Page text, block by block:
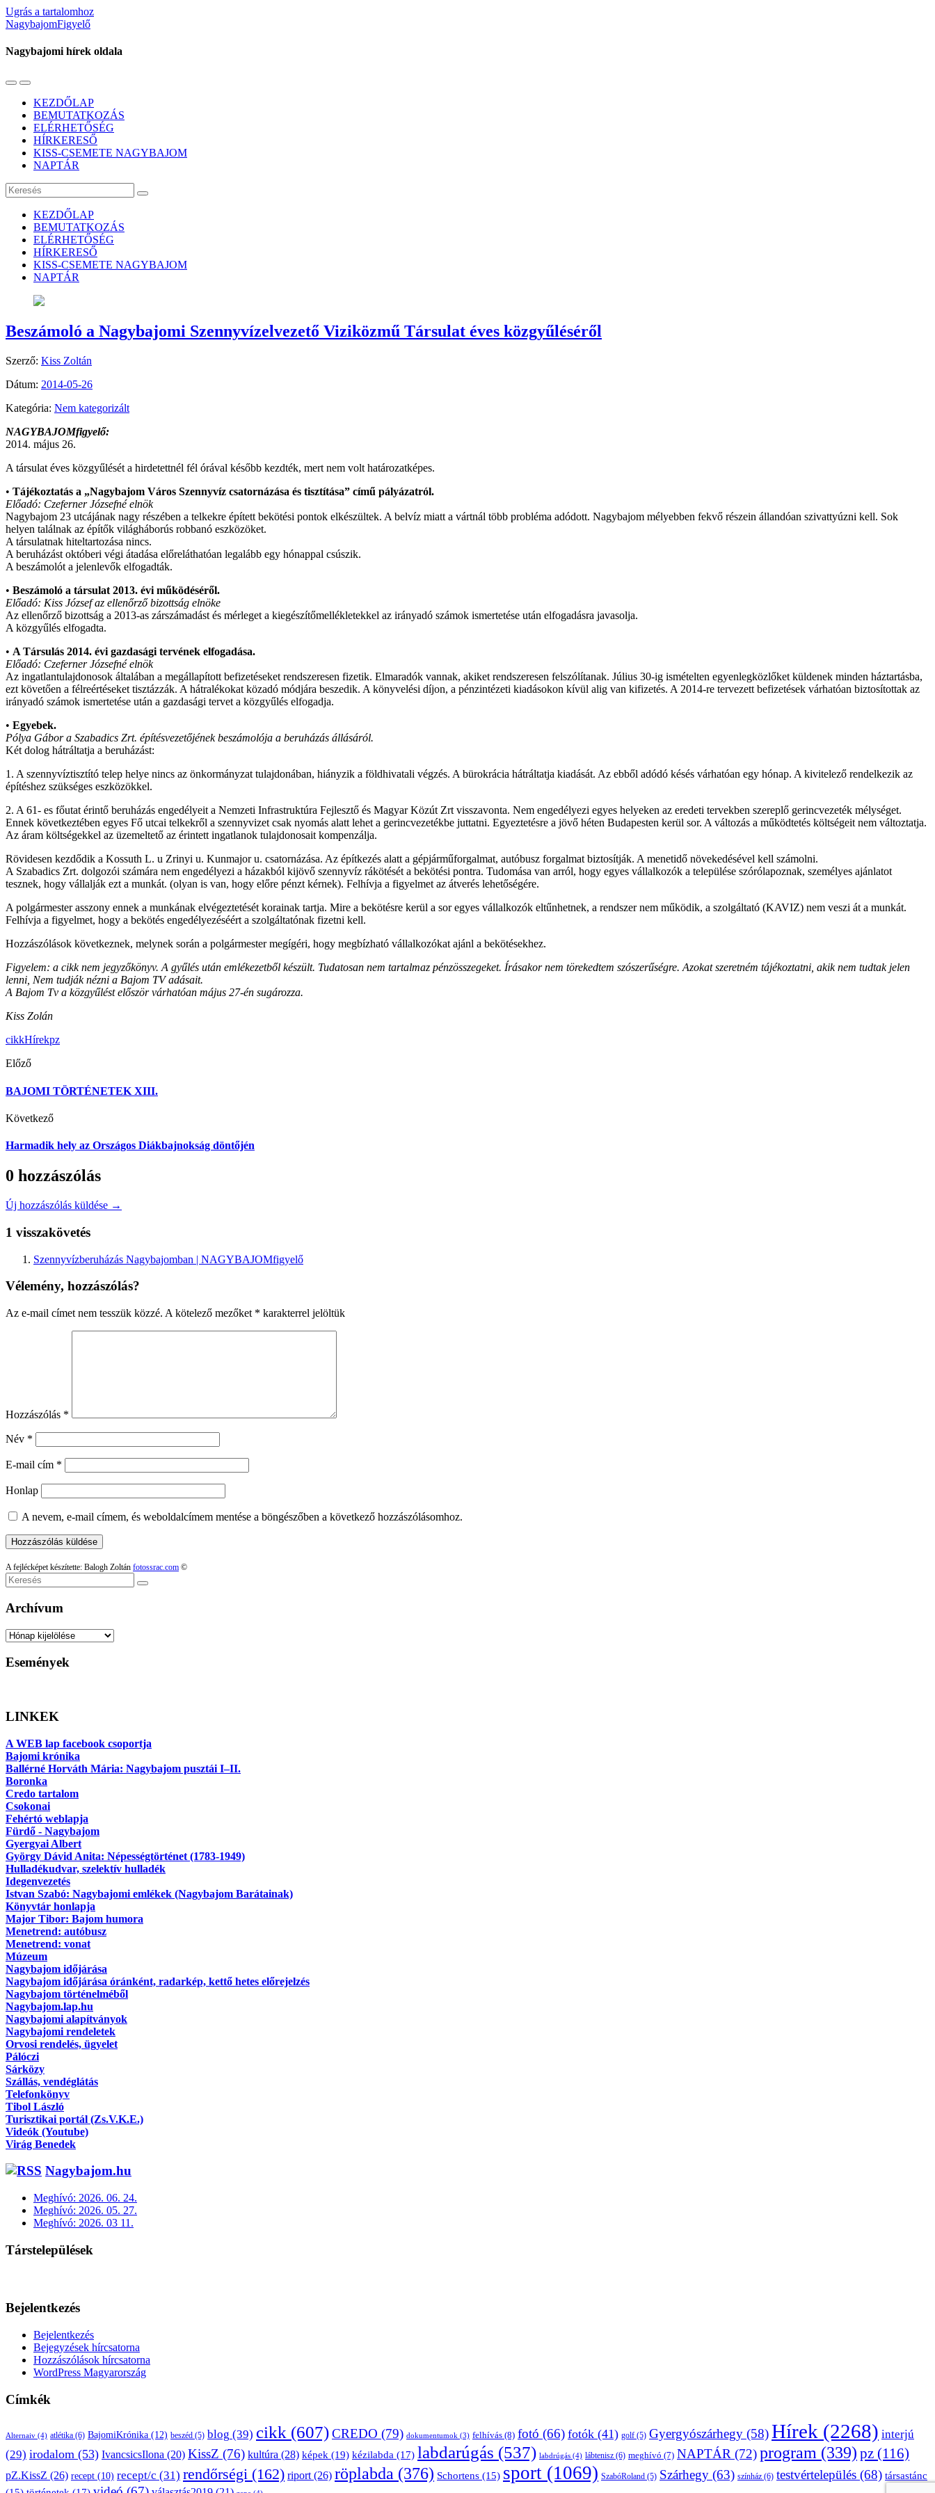
Ugrás a tartalomhoz
NagybajomFigyelő
Nagybajomi hírek oldala
Váltás
mobil
menüre
Használja
keresés
mezőt
KEZDŐLAP
BEMUTATKOZÁS
ELÉRHETŐSÉG
HÍRKERESŐ
KISS-CSEMETE NAGYBAJOM
NAPTÁR
Keresés
KEZDŐLAP
BEMUTATKOZÁS
ELÉRHETŐSÉG
HÍRKERESŐ
KISS-CSEMETE NAGYBAJOM
NAPTÁR
Beszámoló a Nagybajomi Szennyvízelvezető Viziközmű Társulat éves közgyűléséről
Szerző: Kiss Zoltán
Dátum: 2014-05-26
Kategória: Nem kategorizált
NAGYBAJOMfigyelő:
2014. május 26.
A társulat éves közgyűlését a hirdetettnél fél órával később kezdték, mert nem volt határozatképes.
• Tájékoztatás a „Nagybajom Város Szennyvíz csatornázása és tisztítása” című pályázatról.
Előadó: Czeferner Józsefné elnök
Nagybajom 23 utcájának nagy részében a telkekre épített bekötési pontok elkészültek. A belvíz miatt a vártnál több probléma adódott. Nagybajom mélyebben fekvő részein állandóan szivattyúzni kell. Sok
helyen találnak az építők világháborús robbanó eszközöket.
A társulatnak hiteltartozása nincs.
A beruházást októberi végi átadása előreláthatóan legalább egy hónappal csúszik.
A beszámolót a jelenlevők elfogadták.
• Beszámoló a társulat 2013. évi működéséről.
Előadó: Kiss József az ellenőrző bizottság elnöke
Az ellenőrző bizottság a 2013-as zárszámadást és mérleget a kiegészítőmellékletekkel az irányadó számok ismertetése után elfogadásra javasolja.
A közgyűlés elfogadta.
• A Társulás 2014. évi gazdasági tervének elfogadása.
Előadó: Czeferner Józsefné elnök
Az ingatlantulajdonosok általában a megállapított befizetéseket rendszeresen fizetik. Elmaradók vannak, akiket rendszeresen felszólítanak. Július 30-ig ismételten egyenlegközlőket küldenek minden háztartásba,
ezt követően a félreértéseket tisztázzák. A hátralékokat közadó módjára beszedik. A könyvelési díjon, a pénzintézeti kiadásokon kívül alig van kifizetés. A 2014-re tervezett befizetések várhatóan biztosítottak az
irányadó számok ismertetése után a gazdasági tervet a közgyűlés elfogadja.
• Egyebek.
Pólya Gábor a Szabadics Zrt. építésvezetőjének beszámolója a beruházás állásáról.
Két dolog hátráltatja a beruházást:
1. A szennyvíztisztító telep helye nincs az önkormányzat tulajdonában, hiányzik a földhivatali végzés. A bürokrácia hátráltatja kiadását. Az ebből adódó késés várhatóan egy hónap. A kivitelező rendelkezik az
építéshez szükséges eszközökkel.
2. A 61- es főutat érintő beruházás engedélyeit a Nemzeti Infrastruktúra Fejlesztő és Magyar Közút Zrt visszavonta. Nem engedélyezi egyes helyeken az eredeti tervekben szereplő gerincvezeték mélységet.
Ennek következtében egyes Fő utcai telkekről a szennyvizet csak nyomás alatt lehet a gerincvezetékbe juttatni. Egyeztetésre a jövő héten Budapesten kerül sor. A változás a működtetés költségeit nem változtatja.
Az áram költségekkel az üzemeltető az érintett ingatlanok tulajdonosait kompenzálja.
Rövidesen kezdődik a Kossuth L. u Zrinyi u. Kunmajor u. csatornázása. Az építkezés alatt a gépjárműforgalmat, autóbusz forgalmat biztosítják. A menetidő növekedésével kell számolni.
A Szabadics Zrt. dolgozói számára nem engedélyezi a házakból kijövő szennyvíz rákötését a bekötési pontra. Tudomása van arról, hogy egyes vállalkozók a települése szórólapoznak, személyes ajánlatot
tesznek, hogy vállalják ezt a munkát. (olyan is van, hogy előre pénzt kérnek). Felhívja a figyelmet az átverés lehetőségére.
A polgármester asszony ennek a munkának elvégeztetését korainak tartja. Mire a bekötésre kerül a sor egyes vállalkozók eltűnhetnek, a rendszer nem működik, a szolgáltató (KAVIZ) nem veszi át a munkát.
Felhívja a figyelmet, hogy a bekötés engedélyezéséért a szolgáltatónak fizetni kell.
Hozzászólások következnek, melynek során a polgármester megígéri, hogy megbízható vállalkozókat ajánl a bekötésekhez.
Figyelem: a cikk nem jegyzőkönyv. A gyűlés után emlékezetből készült. Tudatosan nem tartalmaz pénzösszegeket. Írásakor nem törekedtem szószerűségre. Azokat szeretném tájékoztatni, akik nem tudtak jelen
lenni, Nem tudják nézni a Bajom TV adásait.
A Bajom Tv a közgyűlést először várhatóan május 27-én sugározza.
Kiss Zolán
cikkHírekpz
Előző
BAJOMI TÖRTÉNETEK XIII.
Következő
Harmadik hely az Országos Diákbajnokság döntőjén
0 hozzászólás
Új hozzászólás küldése →
1 visszakövetés
Szennyvízberuházás Nagybajomban | NAGYBAJOMfigyelő
Vélemény, hozzászólás?
Az e-mail címet nem tesszük közzé. A kötelező mezőket * karakterrel jelöltük
Hozzászólás *
Név *
E-mail cím *
Honlap
A nevem, e-mail címem, és weboldalcímem mentése a böngészőben a következő hozzászólásomhoz.
A fejlécképet készítette: Balogh Zoltán fotossrac.com ©
Keresés
Archívum
Archívum
Események
LINKEK
A WEB lap facebook csoportja
Bajomi krónika
Ballérné Horváth Mária: Nagybajom pusztái I–II.
Boronka
Credo tartalom
Csokonai
Fehértó weblapja
Fürdő - Nagybajom
Gyergyai Albert
György Dávid Anita: Népességtörténet (1783-1949)
Hulladékudvar, szelektív hulladék
Idegenvezetés
Istvan Szabó: Nagybajomi emlékek (Nagybajom Barátainak)
Könyvtár honlapja
Major Tibor: Bajom humora
Menetrend: autóbusz
Menetrend: vonat
Múzeum
Nagybajom időjárása
Nagybajom időjárása óránként, radarkép, kettő hetes előrejelzés
Nagybajom történelméből
Nagybajom.lap.hu
Nagybajomi alapítványok
Nagybajomi rendeletek
Orvosi rendelés, ügyelet
Pálóczi
Sárközy
Szállás, vendéglátás
Telefonkönyv
Tibol László
Turisztikai portál (Zs.V.K.E.)
Videók (Youtube)
Virág Benedek
Nagybajom.hu
Meghívó: 2026. 06. 24.
Meghívó: 2026. 05. 27.
Meghívó: 2026. 03 11.
Társtelepülések
Bejelentkezés
Bejelentkezés
Bejegyzések hírcsatorna
Hozzászólások hírcsatorna
WordPress Magyarország
Címkék
Alternaiv (4) atlétika (6) BajomiKrónika (12) beszéd (5) blog (39) cikk (607)CREDO (79) dokumentumok (3) felhívás (8) fotó (66) fotók (41) golf (5) Gyergyószárhegy (58)Hírek (2268) interjú
(29) irodalom (53) IvancsicsIlona (20) KissZ (76) kultúra (28) képek (19) kézilabda (17) labdarúgás (537) labdrúgás (4) lábtenisz (6) meghívó (7) NAPTÁR (72)program (339) pz (116)
pZ.KissZ (26) recept (10) recept/c (31) rendőrségi (162) riport(26) röplabda (376) Schortens (15) sport (1069) SzabóRoland (5) Szárhegy (63) színház (6) testvértelepülés (68) társastánc